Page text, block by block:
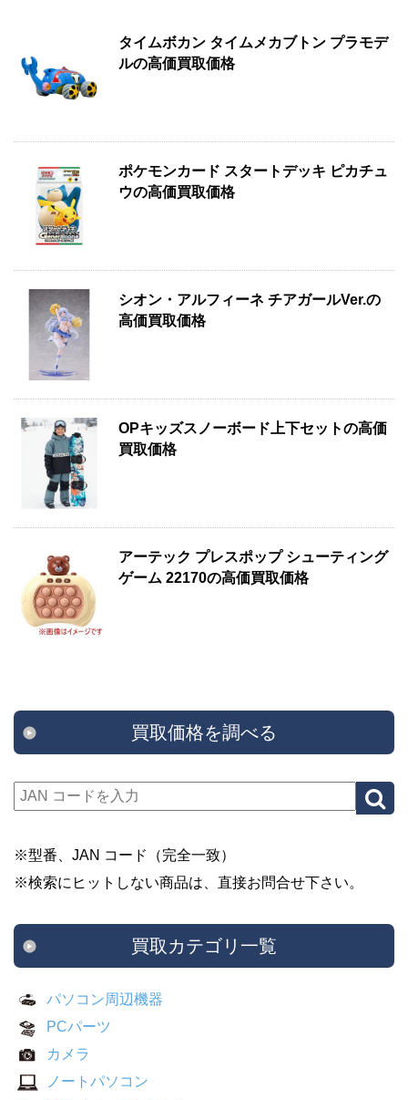
タイムボカン タイムメカブトン プラモデ
ルの高価買取価格
ポケモンカード スタートデッキ ピカチュ
ウの高価買取価格
シオン・アルフィーネ チアガールVer.の
高価買取価格
OPキッズスノーボード上下セットの高価
買取価格
アーテック プレスポップ シューティング
ゲーム 22170の高価買取価格
買取価格を調べる
※型番、JAN コード（完全一致）
※検索にヒットしない商品は、直接お問合せ下さい。
買取カテゴリ一覧
パソコン周辺機器
PCパーツ
カメラ
ノートパソコン